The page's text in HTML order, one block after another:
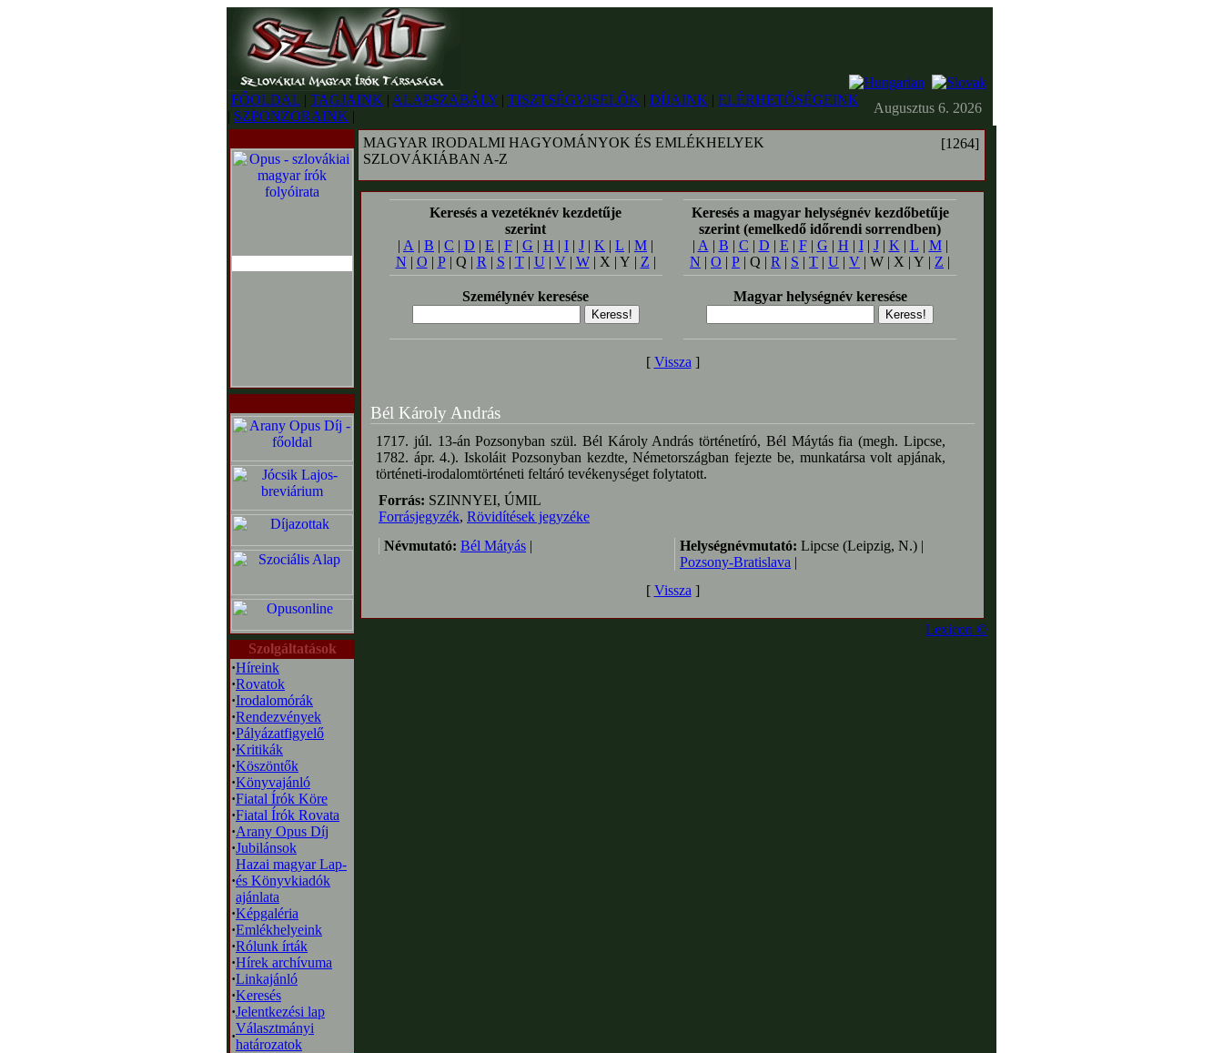
FŐOLDAL | TAGJAINK | ALAPSZABÁLY | TISZTSÉGVISELŐK | DÍJAINK | ELÉRHETŐSÉGEINK
| SZPONZORAINK |
Augusztus 6. 2026
Szolgáltatások
·Híreink
·Rovatok
·Irodalomórák
·Rendezvények
·Pályázatfigyelő
·Kritikák
·Köszöntők
·Könyvajánló
·Fiatal Írók Köre
·Fiatal Írók Rovata
·Arany Opus Díj
·Jubilánsok
·
Hazai magyar Lap-
és Könyvkiadók
ajánlata
·Képgaléria
·Emlékhelyeink
·Rólunk írták
·Hírek archívuma
·Linkajánló
·Keresés
·Jelentkezési lap
·
Választmányi
határozatok
MAGYAR IRODALMI HAGYOMÁNYOK ÉS EMLÉKHELYEK
SZLOVÁKIÁBAN A-Z
[1264]
Keresés a vezetéknév kezdetűje
szerint
| A | B | C | D | E | F | G | H | I | J | K | L | M |
N | O | P| Q | R | S | T| U | V| W| X | Y | Z |
Keresés a magyar helységnév kezdőbetűje
szerint (emelkedő időrendi sorrendben)
| A | B | C | D | E | F| G | H | I| J| K | L | M|
N | O | P | Q | R | S | T | U | V | W | X | Y | Z |
Személynév keresése Magyar helységnév keresése
[ Vissza ]
Bél Károly András
1717. júl. 13-án Pozsonyban szül. Bél Károly András történetíró, Bél Máytás fia (megh. Lipcse,
1782. ápr. 4.). Iskoláit Pozsonyban kezdte, Németországban fejezte be, munkatársa volt apjának,
történeti-irodalomtörténeti feltáró tevékenységet folytatott.
Forrás: SZINNYEI, ÚMIL
Forrásjegyzék, Rövidítések jegyzéke
Névmutató: Bél Mátyás | Helységnévmutató: Lipcse (Leipzig, N.) |
Pozsony-Bratislava |
[ Vissza ]
Lexicon ©